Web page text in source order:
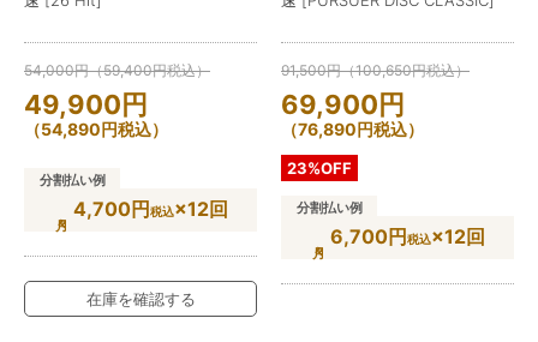
54,000円（59,400円税込）
49,900円
（54,890円税込）
分割払い例
4,700円税込×12回
在庫を確認する
91,500円（100,650円税込）
69,900円
（76,890円税込）
23%OFF
分割払い例
6,700円税込×12回